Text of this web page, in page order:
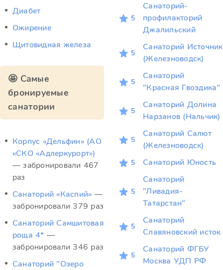
Диабет
Ожирение
Щитовидная железа
🤩 Самые
бронируемые
санатории
Корпус «Дельфин» (АО
«СКО «Адлеркурорт»)
— забронировали 467
раз
Санаторий «Каспий» —
забронировали 379 раз
Санаторий Самшитовая
роща 4* —
забронировали 346 раз
Санаторий "Озеро
5
Санаторий-
профилакторий
Джалильский
5
Санаторий Источник
(Железноводск)
5
Санаторий
"Красная Гвоздика"
5
Санаторий Долина
Нарзанов (Нальчик)
5
Санаторий Салют
(Железноводск)
5 Санаторий Юность
5
Санаторий
"Ливадия-
Татарстан"
5
Санаторий
Славяновский исток
5
Санаторий ФГБУ
Москва УДП РФ